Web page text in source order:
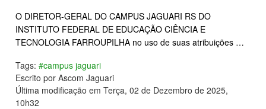
O DIRETOR-GERAL DO CAMPUS JAGUARI RS DO
INSTITUTO FEDERAL DE EDUCAÇÃO CIÊNCIA E
TECNOLOGIA FARROUPILHA no uso de suas atribuições …
Tags: #campus jaguari
Escrito por Ascom Jaguari
Última modificação em Terça, 02 de Dezembro de 2025,
10h32